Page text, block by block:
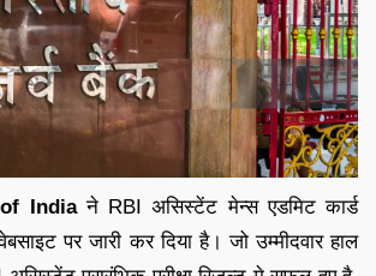
Indiaने RBI असिस्टेंट मेन्स एडमिट कार्ड
पर जारी कर दिया है। जो उम्मीदवार हाल